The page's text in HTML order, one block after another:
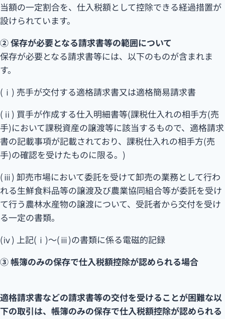
当額の一定割合を、仕入税額として控除できる経過措置が
設けられています。
② 保存が必要となる請求書等の範囲について
保存が必要となる請求書等には、以下のものが含まれま
す。
(ⅰ) 売手が交付する適格請求書又は適格簡易請求書
(ⅱ) 買手が作成する仕入明細書等(課税仕入れの相手方(売
手)において課税資産の譲渡等に該当するもので、適格請求
書の記載事項が記載されており、課税仕入れの相手方(売
手)の確認を受けたものに限る。)
(ⅲ) 卸売市場において委託を受けて卸売の業務として行わ
れる生鮮食料品等の譲渡及び農業協同組合等が委託を受け
て行う農林水産物の譲渡について、受託者から交付を受け
る一定の書類。
(ⅳ) 上記(ⅰ)～(ⅲ)の書類に係る電磁的記録
③ 帳簿のみの保存で仕入税額控除が認められる場合
適格請求書などの請求書等の交付を受けることが困難な以
下の取引は、帳簿のみの保存で仕入税額控除が認められる